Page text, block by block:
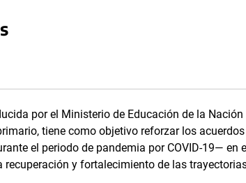
por el Ministerio de Educación de la
tiene como objetivo reforzar los
el periodo de pandemia por COVID-19— en
y fortalecimiento de las